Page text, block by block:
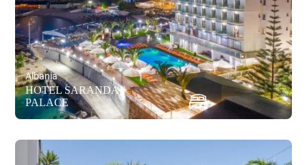
Albania
HOTEL SARANDA
PALACE